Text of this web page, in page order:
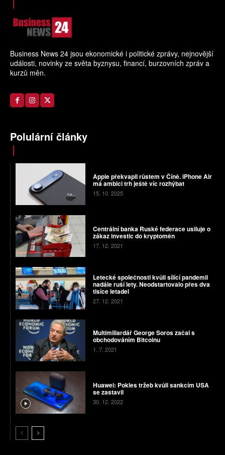
Business News 24 jsou ekonomické i politické zprávy, nejnovější
události, novinky ze světa byznysu, financí, burzovních zpráv a
kurzů měn.
Polulární články
Apple překvapil růstem v Číně. iPhone Air
má ambici trh ještě víc rozhýbat
15. 10. 2025
Centrální banka Ruské federace usiluje o
zákaz investic do kryptoměn
17. 12. 2021
Letecké společnosti kvůli sílící pandemii
nadále ruší lety. Neodstartovalo přes dva
tisíce letadel
27. 12. 2021
Multimiliardář George Soros začal s
obchodováním Bitcoinu
1. 7. 2021
Huawei: Pokles tržeb kvůli sankcím USA
se zastavil
30. 12. 2022